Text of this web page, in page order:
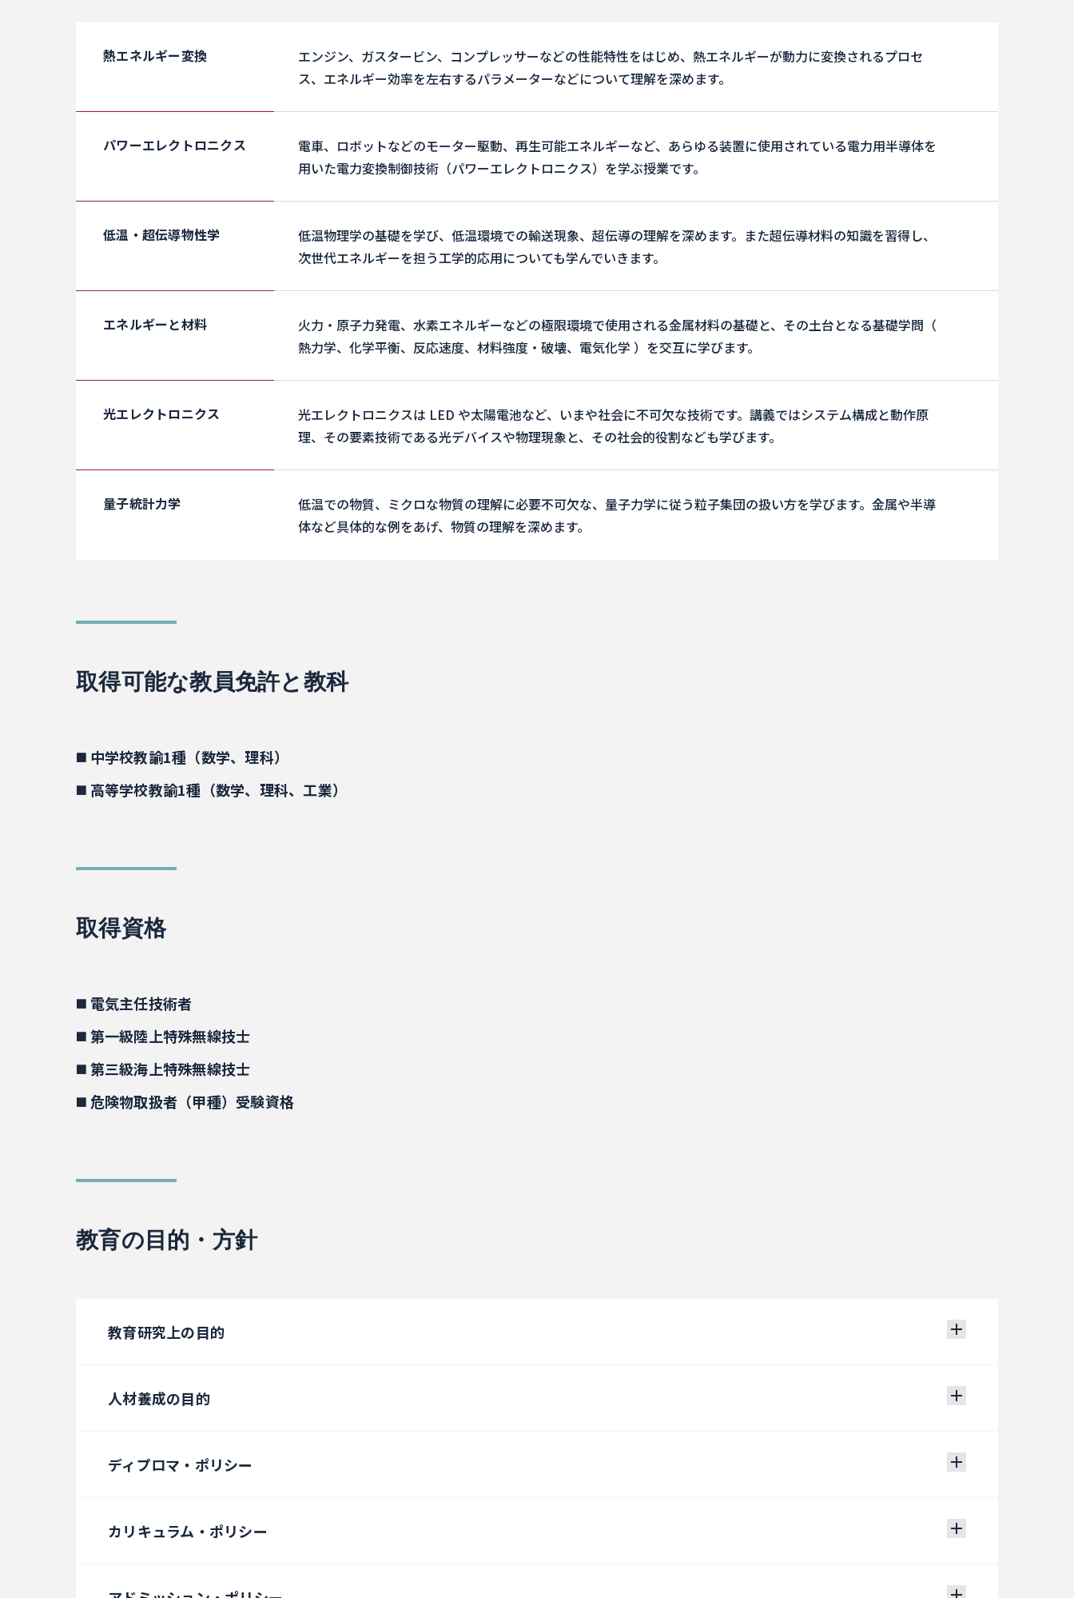
熱エネルギー変換
エンジン、ガスタービン、コンプレッサーなどの性能特性をはじめ、熱エネルギーが動力に変換されるプロセ
ス、エネルギー効率を左右するパラメーターなどについて理解を深めます。
パワーエレクトロニクス
電車、ロボットなどのモーター駆動、再生可能エネルギーなど、あらゆる装置に使用されている電力用半導体を
用いた電力変換制御技術（パワーエレクトロニクス）を学ぶ授業です。
低温・超伝導物性学
低温物理学の基礎を学び、低温環境での輸送現象、超伝導の理解を深めます。また超伝導材料の知識を習得し、
次世代エネルギーを担う工学的応用についても学んでいきます。
エネルギーと材料
火力・原子力発電、水素エネルギーなどの極限環境で使用される金属材料の基礎と、その土台となる基礎学問（
熱力学、化学平衡、反応速度、材料強度・破壊、電気化学 ）を交互に学びます。
光エレクトロニクス
光エレクトロニクスは LED や太陽電池など、いまや社会に不可欠な技術です。講義ではシステム構成と動作原
理、その要素技術である光デバイスや物理現象と、その社会的役割なども学びます。
量子統計力学
低温での物質、ミクロな物質の理解に必要不可欠な、量子力学に従う粒子集団の扱い方を学びます。金属や半導
体など具体的な例をあげ、物質の理解を深めます。
取得可能な教員免許と教科
◼️ 中学校教諭1種（数学、理科）
◼️ 高等学校教諭1種（数学、理科、工業）
取得資格
◼️ 電気主任技術者
◼️ 第一級陸上特殊無線技士
◼️ 第三級海上特殊無線技士
◼️ 危険物取扱者（甲種）受験資格
教育の目的・方針
教育研究上の目的
人材養成の目的
ディプロマ・ポリシー
カリキュラム・ポリシー